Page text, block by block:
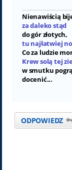
Nienawiścią
za daleko stąd
do gór złotych,
tu najłatwiej
Co za ludzie
Krew solą tej
w smutku
docenić...
ODPOWIEDZ